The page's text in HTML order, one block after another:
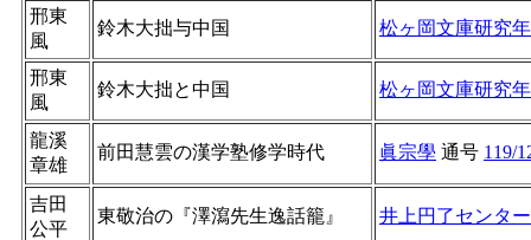
邢東
風
鈴木大拙与中国 松ヶ岡文庫研究
邢東
風
鈴木大拙と中国 松ヶ岡文庫研究
龍溪
章雄
前田慧雲の漢学塾修学時代 眞宗學 通号 119/
吉田
公平
東敬治の『澤瀉先生逸話籠』 井上円了センタ